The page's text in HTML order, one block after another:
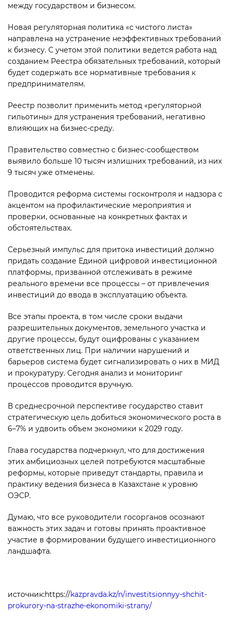
между государством и бизнесом.
Новая регуляторная политика «с чистого листа»
направлена на устранение неэффективных требований
к бизнесу. С учетом этой политики ведется работа над
созданием Реестра обязательных требований, который
будет содержать все нормативные требования к
предпринимателям.
Реестр позволит применить метод «регуляторной
гильотины» для устранения требований, негативно
влияющих на бизнес-среду.
Правительство совместно с бизнес-сообществом
выявило больше 10 тысяч излишних требований, из них
9 тысяч уже отменены.
Проводится реформа системы госконтроля и надзора с
акцентом на профилактические мероприятия и
проверки, основанные на конкретных фактах и
обстоятельствах.
Серьезный импульс для притока инвестиций должно
придать создание Единой цифровой инвестиционной
платформы, призванной отслеживать в режиме
реального времени все процессы – от привлечения
инвестиций до ввода в эксплуатацию объекта.
Все этапы проекта, в том числе сроки выдачи
разрешительных документов, земельного участка и
другие процессы, будут оцифрованы с указанием
ответственных лиц. При наличии нарушений и
барьеров система будет сигнализировать о них в МИД
и прокуратуру. Сегодня анализ и мониторинг
процессов проводится вручную.
В среднесрочной перспективе государство ставит
стратегичес­кую цель добиться экономичес­кого роста в
6–7% и удвоить объем экономики к 2029 году.
Глава государства подчеркнул, что для достижения
этих амбициозных целей потребуются масштабные
реформы, которые приведут стандарты, правила и
практику ведения бизнеса в Казахстане к уровню
ОЭСР.
Думаю, что все руководители госорганов осознают
важность этих задач и готовы принять проактивное
участие в формировании будущего инвестиционного
ландшафта.
источник:https://kazpravda.kz/n/investitsionnyy-shchit-
prokurory-na-strazhe-ekonomiki-strany/